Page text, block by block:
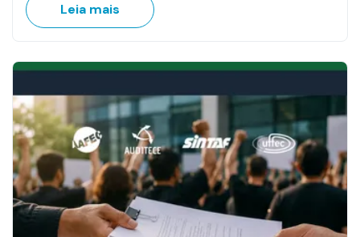
Leia mais